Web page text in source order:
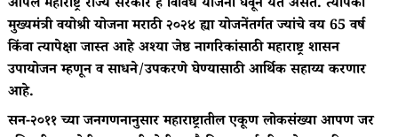
आपले महाराष्ट्र राज्य सरकार हे विविध योजना घेवून येत असते. त्यापैकी
मुख्यमंत्री वयोश्री योजना मराठी २०२४ ह्या योजनेंतर्गत ज्यांचे वय 65 वर्ष
किंवा त्यापेक्षा जास्त आहे अश्या जेष्ठ नागरिकांसाठी महाराष्ट्र शासन
उपायोजन म्हणून व साधने/उपकरणे घेण्यासाठी आर्थिक सहाय्य करणार
आहे.
सन-२०११ च्या जनगणनानुसार महाराष्ट्रातील एकूण लोकसंख्या आपण जर